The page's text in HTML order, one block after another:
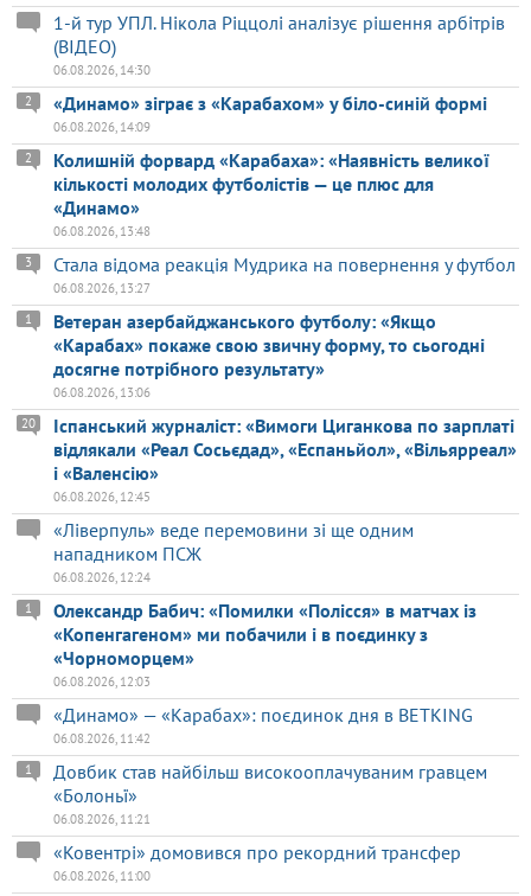
1-й тур УПЛ. Нікола Ріццолі аналізує рішення арбітрів
(ВІДЕО)
06.08.2026, 14:30
«Динамо» зіграє з «Карабахом» у біло-синій формі
2
06.08.2026, 14:09
Колишній форвард «Карабаха»: «Наявність великої
кількості молодих футболістів — це плюс для
«Динамо»
2
06.08.2026, 13:48
Стала відома реакція Мудрика на повернення у футбол
3
06.08.2026, 13:27
Ветеран азербайджанського футболу: «Якщо
«Карабах» покаже свою звичну форму, то сьогодні
досягне потрібного результату»
1
06.08.2026, 13:06
Іспанський журналіст: «Вимоги Циганкова по зарплаті
відлякали «Реал Сосьєдад», «Еспаньйол», «Вільярреал»
і «Валенсію»
20
06.08.2026, 12:45
«Ліверпуль» веде перемовини зі ще одним
нападником ПСЖ
06.08.2026, 12:24
Олександр Бабич: «Помилки «Полісся» в матчах із
«Копенгагеном» ми побачили і в поєдинку з
«Чорноморцем»
1
06.08.2026, 12:03
«Динамо» — «Карабах»: поєдинок дня в BETKING
06.08.2026, 11:42
Довбик став найбільш високооплачуваним гравцем
«Болоньї»
1
06.08.2026, 11:21
«Ковентрі» домовився про рекордний трансфер
06.08.2026, 11:00